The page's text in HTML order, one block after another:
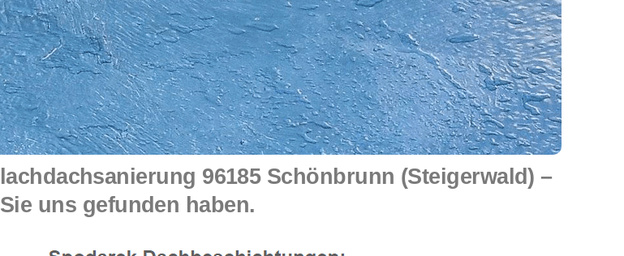
96185 Schönbrunn (Steigerwald) –
uns gefunden haben.